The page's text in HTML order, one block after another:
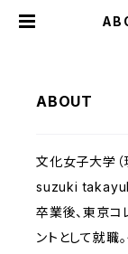
ABOUT
文化女子大学（
suzuki
卒業後、東京コ
ントとして就職